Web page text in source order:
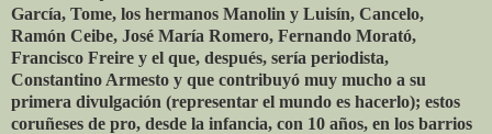
García, Tome, los hermanos Manolin y Luisín, Cancelo,
Ramón Ceibe, José María Romero, Fernando Morató,
Francisco Freire y el que, después, sería periodista,
Constantino Armesto y que contribuyó muy mucho a su
primera divulgación (representar el mundo es hacerlo); estos
coruñeses de pro, desde la infancia, con 10 años, en los barrios